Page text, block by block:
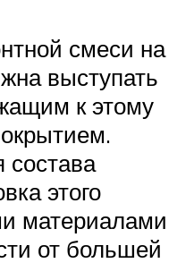
смеси на
выступать
к этому
состава
этого
материалами
от большей